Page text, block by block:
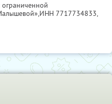
ограниченной
ИНН 7717734833,